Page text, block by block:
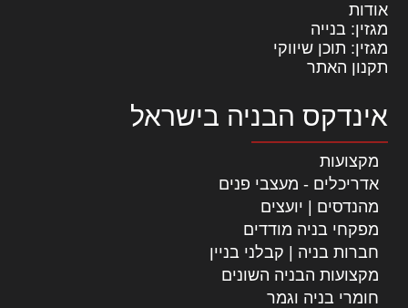
אודות
מגזין: בנייה
מגזין: תוכן שיווקי
תקנון האתר
אינדקס הבניה בישראל
מקצועות
אדריכלים - מעצבי פנים
מהנדסים | יועצים
מפקחי בניה מודדים
חברות בניה | קבלני בניין
מקצועות הבניה השונים
חומרי בניה וגמר